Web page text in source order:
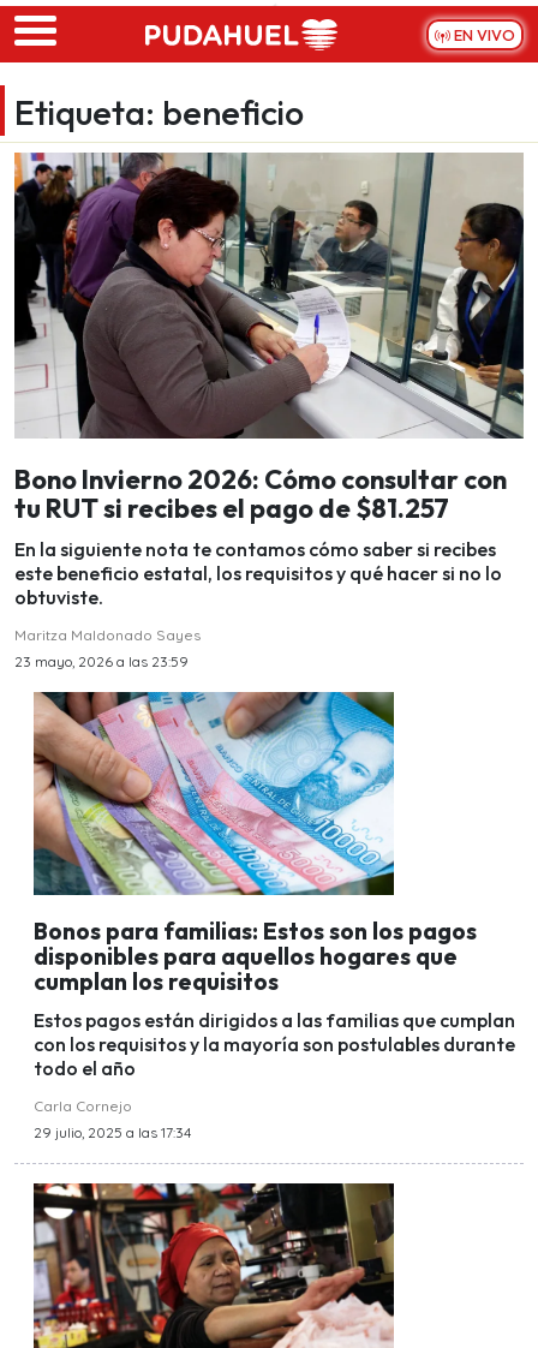
Skip to main content
EN VIVO
Etiqueta: beneficio
Bono Invierno 2026: Cómo consultar con
tu RUT si recibes el pago de $81.257
En la siguiente nota te contamos cómo saber si recibes
este beneficio estatal, los requisitos y qué hacer si no lo
obtuviste.
Maritza Maldonado Sayes
23 mayo, 2026 a las 23:59
Bonos para familias: Estos son los pagos
disponibles para aquellos hogares que
cumplan los requisitos
Estos pagos están dirigidos a las familias que cumplan
con los requisitos y la mayoría son postulables durante
todo el año
Carla Cornejo
29 julio, 2025 a las 17:34